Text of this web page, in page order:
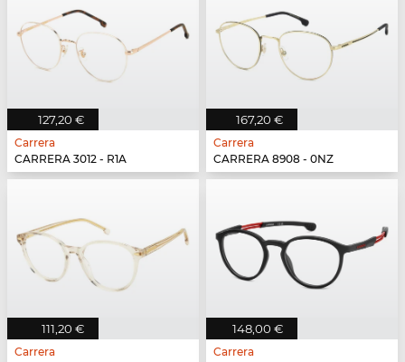
127,20 €
Carrera
CARRERA 3012 - R1A
167,20 €
Carrera
CARRERA 8908 - 0NZ
111,20 €
Carrera
148,00 €
Carrera